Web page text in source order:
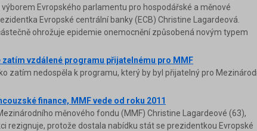
Evropského parlamentu pro hospodářské a měnové
Evropské centrální banky (ECB) Christine Lagardeová.
ohrožuje epidemie onemocnění způsobená novým typem
zatím vzdálené programu přijatelnému pro MMF
zatím nedospěla k programu, který by byl přijatelný pro
finance, MMF vede od roku 2011
měnového fondu (MMF) Christine Lagardeové (63),
rezignuje, protože dostala nabídku stát se prezidentkou Evropské